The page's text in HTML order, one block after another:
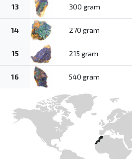
13 300 gram
14 270 gram
15 215 gram
16 540 gram